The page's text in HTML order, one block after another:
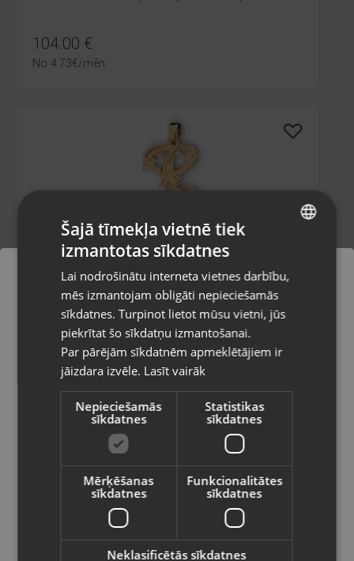
104.00 €
No 4.73€/mēn.
Zelta kulons
Aizkraukle, Spīdolas iela 17
Stāvoklis Restaurēts (Garantija 24 mēneši)
310.00€
€ /mēn.
Zelta kulons
Pasūtījumi tiks piegādāti uz
izvēlēto valsti
Vietnes saturs būs attēlots izvēlētajā
valodā
Valsts
Latviešu / Latvian
RUSSIAN
Šajā tīmekļa vietnē tiek
izmantotas sīkdatnes
Lai nodrošinātu interneta vietnes darbību,
mēs izmantojam obligāti nepieciešamās
sīkdatnes. Turpinot lietot mūsu vietni, jūs
piekrītat šo sīkdatņu izmantošanai.
Par pārējām sīkdatnēm apmeklētājiem ir
jāizdara izvēle. Lasīt vairāk
Nepieciešamās
sīkdatnes
Statistikas
sīkdatnes
Mērķēšanas
sīkdatnes
Funkcionalitātes
sīkdatnes
Neklasificētās sīkdatnes